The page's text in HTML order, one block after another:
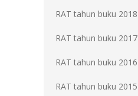
RAT tahun buku 2018
RAT tahun buku 2017
RAT tahun buku 2016
RAT tahun buku 2015